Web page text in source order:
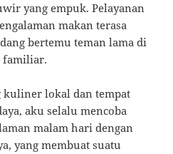
yang empuk. Pelayanan
makan terasa
bertemu teman lama di
familiar.
kuliner lokal dan tempat
aku selalu mencoba
malam hari dengan
yang membuat suatu